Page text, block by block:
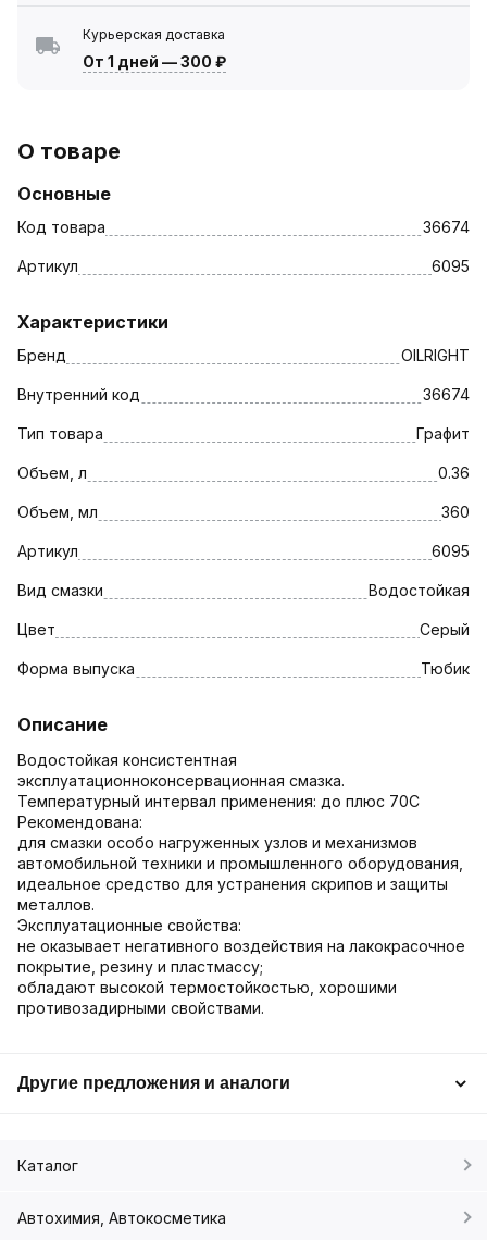
Курьерская доставка
От 1 дней —300 ₽
О товаре
Основные
Код товара 36674
Артикул 6095
Характеристики
Бренд OILRIGHT
Внутренний код 36674
Тип товара Графит
Объем, л 0.36
Объем, мл 360
Артикул 6095
Вид смазки Водостойкая
Цвет Серый
Форма выпуска Тюбик
Описание
Водостойкая консистентная
эксплуатационноконсервационная смазка.
Температурный интервал применения: до плюс 70C
Рекомендована:
для смазки особо нагруженных узлов и механизмов
автомобильной техники и промышленного оборудования,
идеальное средство для устранения скрипов и защиты
металлов.
Эксплуатационные свойства:
не оказывает негативного воздействия на лакокрасочное
покрытие, резину и пластмассу;
обладают высокой термостойкостью, хорошими
противозадирными свойствами.
Другие предложения и аналоги
Каталог
Автохимия, Автокосметика